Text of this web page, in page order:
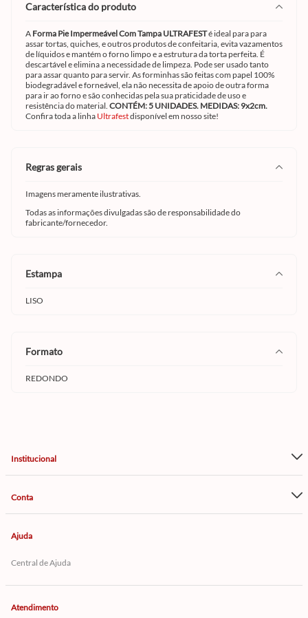
característica do produto
A Forma Pie Impermeável Com Tampa ULTRAFESTé ideal para para
assar tortas, quiches, e outros produtos de confeitaria, evita vazamentos
de líquidos e mantém o forno limpo e a estrutura da torta perfeita. É
descartável e elimina a necessidade de limpeza. Pode ser usado tanto
para assar quanto para servir. As forminhas são feitas com papel 100%
biodegradável e forneável, ela não necessita de apoio de outra forma
para ir ao forno e são conhecidas pela sua praticidade de uso e
resistência do material. CONTÉM: 5 UNIDADES. MEDIDAS: 9x2cm.
Confira toda a linha Ultrafestdisponível em nosso site!
regras gerais
Imagens meramente ilustrativas.
Todas as informações divulgadas são de responsabilidade do
fabricante/fornecedor.
estampa
LISO
formato
REDONDO
Institucional
Conta
Ajuda
Central de Ajuda
Atendimento